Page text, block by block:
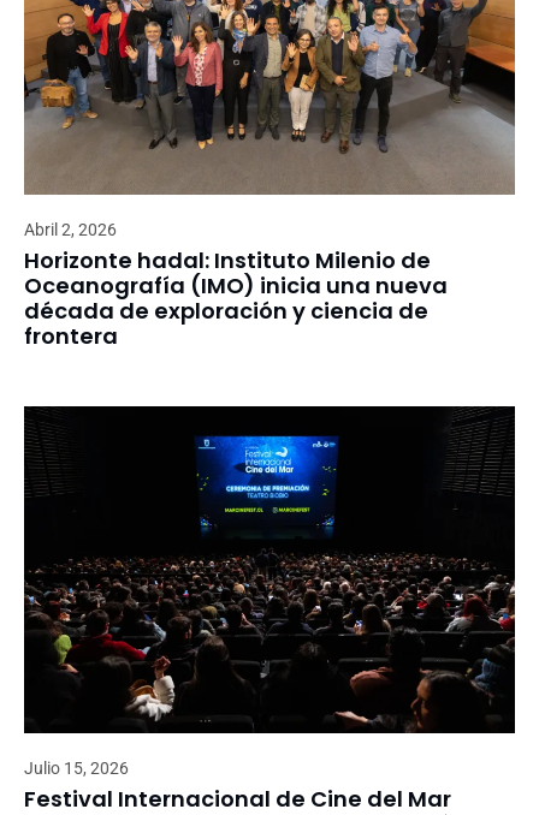
Abril 2, 2026
Horizonte hadal: Instituto Milenio de
Oceanografía (IMO) inicia una nueva
década de exploración y ciencia de
frontera
Julio 15, 2026
Festival Internacional de Cine del Mar